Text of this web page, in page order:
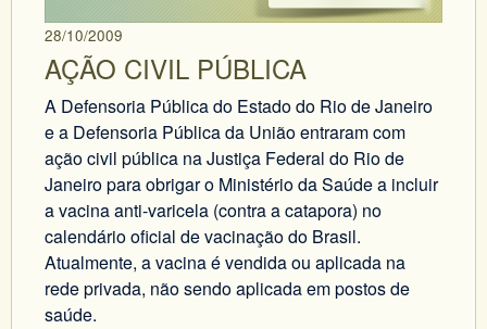
28/10/2009
AÇÃO CIVIL PÚBLICA
A Defensoria Pública do Estado do Rio de Janeiro
e a Defensoria Pública da União entraram com
ação civil pública na Justiça Federal do Rio de
Janeiro para obrigar o Ministério da Saúde a incluir
a vacina anti-varicela (contra a catapora) no
calendário oficial de vacinação do Brasil.
Atualmente, a vacina é vendida ou aplicada na
rede privada, não sendo aplicada em postos de
saúde.